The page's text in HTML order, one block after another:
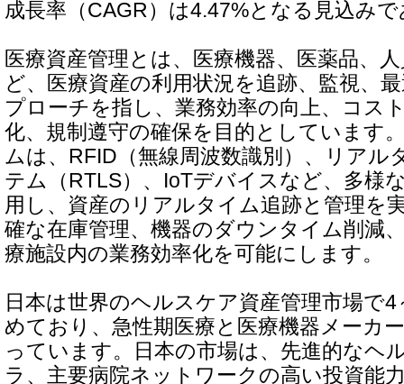
成長率（CAGR）は4.47%となる見込み
医療資産管理とは、医療機器、医薬品、
ど、医療資産の利用状況を追跡、監視、
プローチを指し、業務効率の向上、コス
化、規制遵守の確保を目的としています
ムは、RFID（無線周波数識別）、リアル
テム（RTLS）、IoTデバイスなど、多様
用し、資産のリアルタイム追跡と管理を
確な在庫管理、機器のダウンタイム削減
療施設内の業務効率化を可能にします。
日本は世界のヘルスケア資産管理市場で
めており、急性期医療と医療機器メーカ
っています。日本の市場は、先進的なヘ
ラ、主要病院ネットワークの高い投資能